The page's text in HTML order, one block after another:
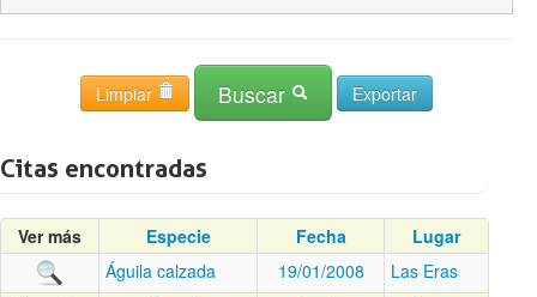
Limpiar Buscar
Citas encontradas
Ver más Especie Fecha
Lugar
Águila calzada
19/01/2008
Las Eras